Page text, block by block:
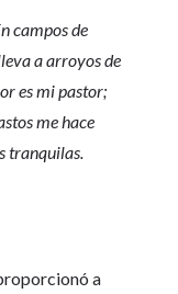
campos de
a arroyos de
es mi pastor;
me hace
tranquilas.
a